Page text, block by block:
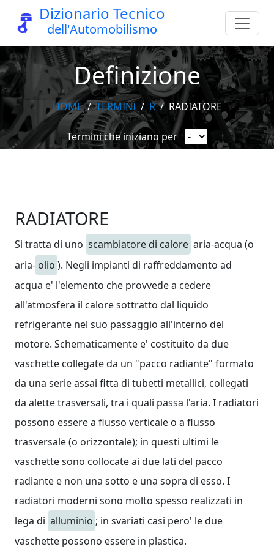
Dizionario Tecnico
dell'Automobilismo
Definizione
HOME TERMINI R RADIATORE
Termini che iniziano per
RADIATORE
Si tratta di uno scambiatore di calore aria-acqua (o
aria- olio ). Negli impianti di raffreddamento ad
acqua e' l'elemento che provvede a cedere
all'atmosfera il calore sottratto dal liquido
refrigerante nel suo passaggio all'interno del
motore. Schematicamente e' costituito da due
vaschette collegate da un "pacco radiante" formato
da una serie assai fitta di tubetti metallici, collegati
da alette trasversali, tra i quali passa l'aria. I radiatori
possono essere a flusso verticale o a flusso
trasversale (o orizzontale); in questi ultimi le
vaschette sono collocate ai due lati del pacco
radiante e non una sotto e una sopra di esso. I
radiatori moderni sono molto spesso realizzati in
lega di alluminio ; in svariati casi pero' le due
vaschette possono essere in plastica.